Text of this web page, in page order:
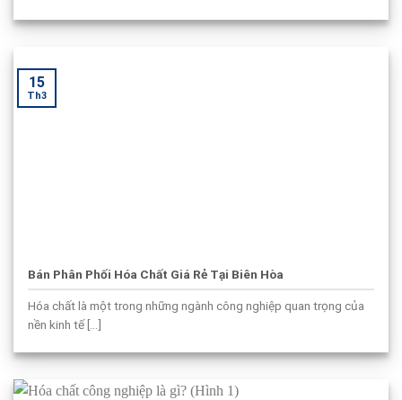
Bán Phân Phối Hóa Chất Giá Rẻ Tại Biên Hòa
Hóa chất là một trong những ngành công nghiệp quan trọng của
nền kinh tế [...]
15
Th3